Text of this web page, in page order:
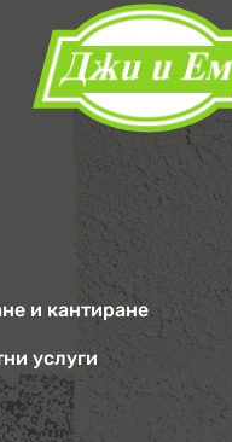
и кантиране
услуги